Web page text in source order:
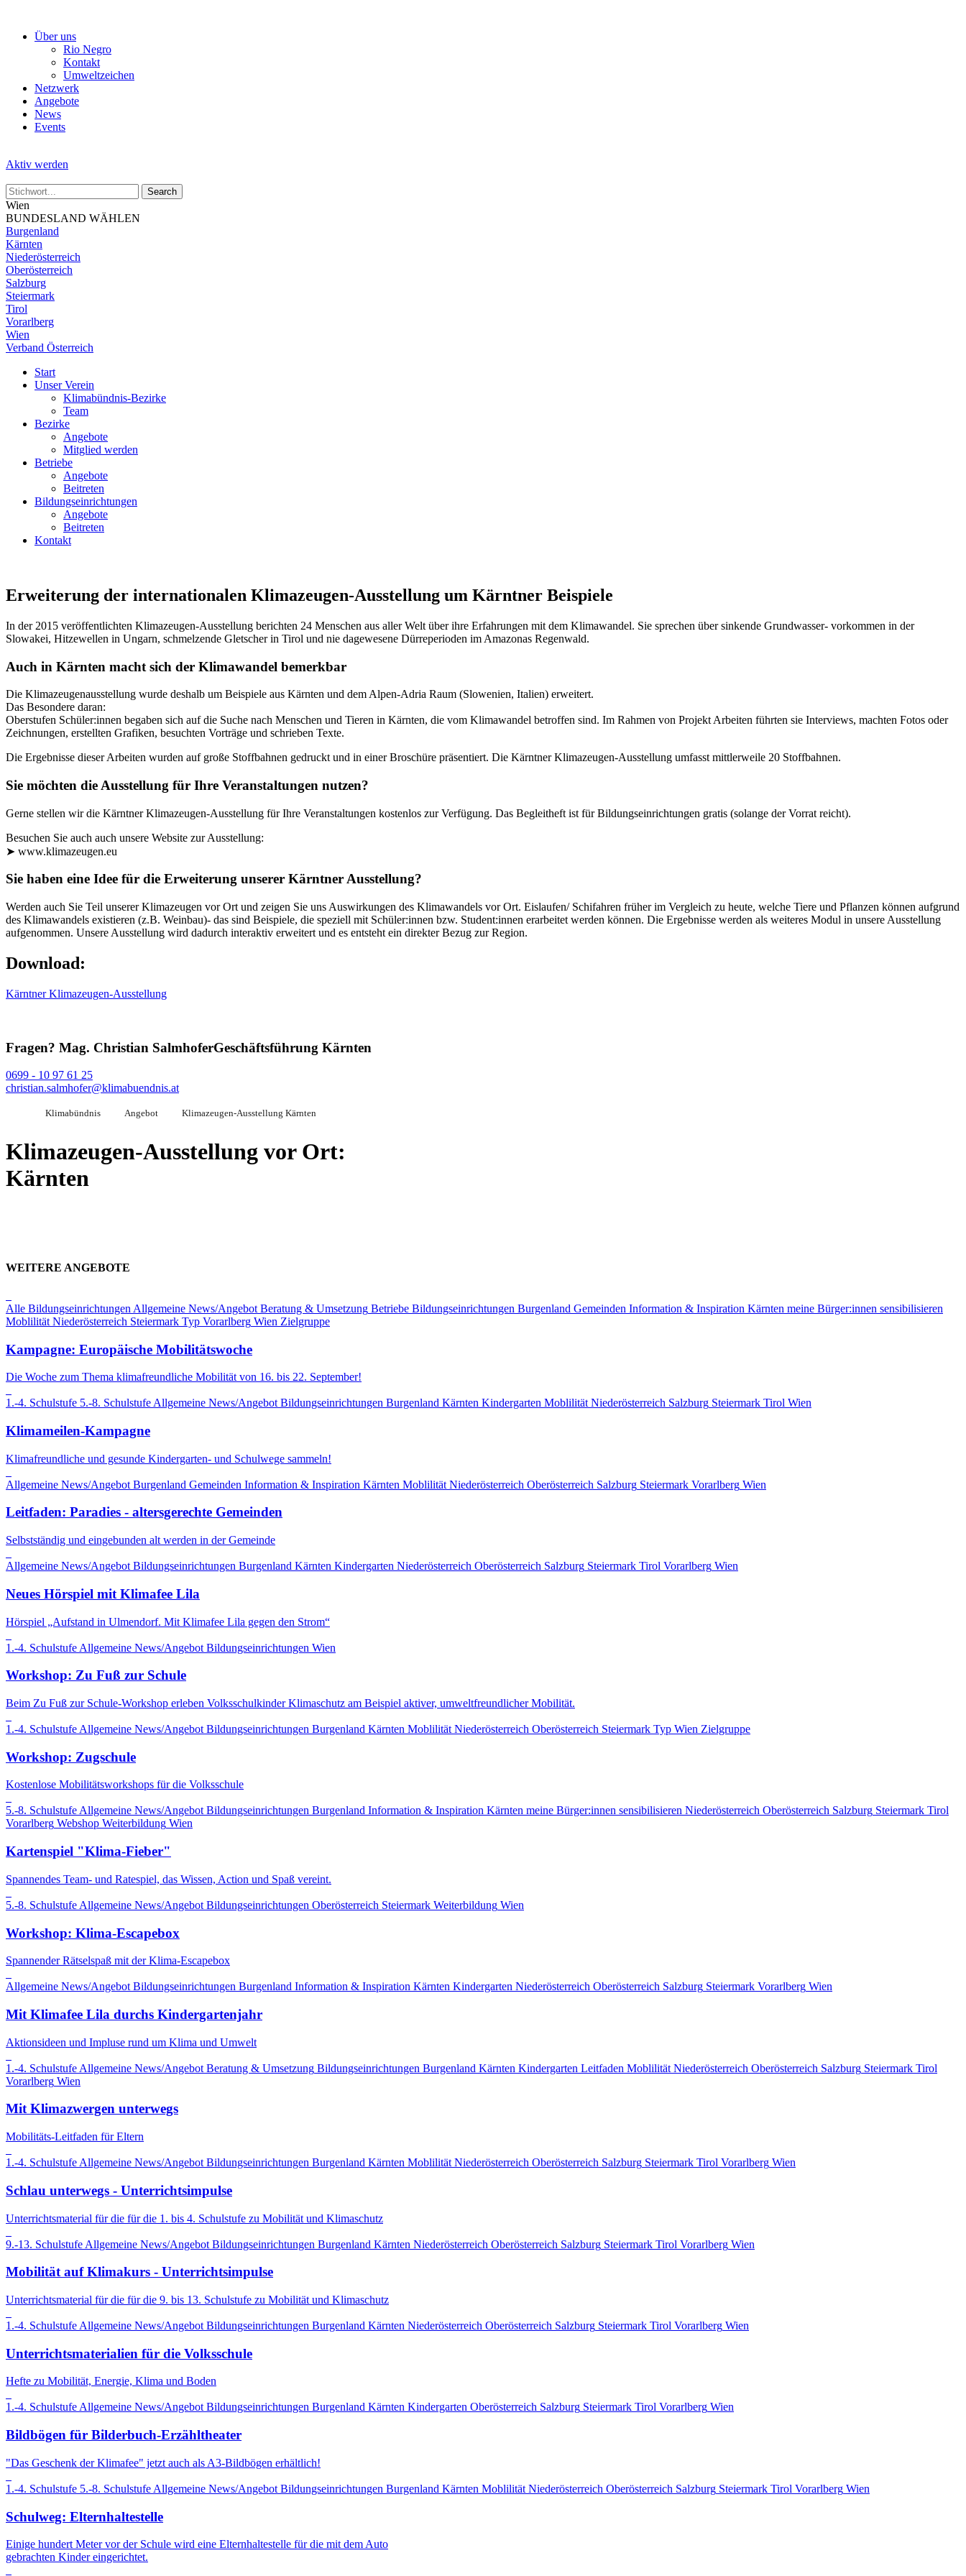
Über uns
Rio Negro
Kontakt
Umweltzeichen
Netzwerk
Angebote
News
Events
Aktiv werden
Wien
BUNDESLAND WÄHLEN
Burgenland
Kärnten
Niederösterreich
Oberösterreich
Salzburg
Steiermark
Tirol
Vorarlberg
Wien
Verband Österreich
Start
Unser Verein
Klimabündnis-Bezirke
Team
Bezirke
Angebote
Mitglied werden
Betriebe
Angebote
Beitreten
Bildungseinrichtungen
Angebote
Beitreten
Kontakt
Erweiterung der internationalen Klimazeugen-Ausstellung um Kärntner Beispiele
In der 2015 veröffentlichten Klimazeugen-Ausstellung berichten 24 Menschen aus aller Welt über ihre Erfahrungen mit dem Klimawandel. Sie sprechen über sinkende Grundwasser- vorkommen in der
Slowakei, Hitzewellen in Ungarn, schmelzende Gletscher in Tirol und nie dagewesene Dürreperioden im Amazonas Regenwald.
Auch in Kärnten macht sich der Klimawandel bemerkbar
Die Klimazeugenausstellung wurde deshalb um Beispiele aus Kärnten und dem Alpen-Adria Raum (Slowenien, Italien) erweitert.
Das Besondere daran:
Oberstufen Schüler:innen begaben sich auf die Suche nach Menschen und Tieren in Kärnten, die vom Klimawandel betroffen sind. Im Rahmen von Projekt Arbeiten führten sie Interviews, machten Fotos oder
Zeichnungen, erstellten Grafiken, besuchten Vorträge und schrieben Texte.
Die Ergebnisse dieser Arbeiten wurden auf große Stoffbahnen gedruckt und in einer Broschüre präsentiert. Die Kärntner Klimazeugen-Ausstellung umfasst mittlerweile 20 Stoffbahnen.
Sie möchten die Ausstellung für Ihre Veranstaltungen nutzen?
Gerne stellen wir die Kärntner Klimazeugen-Ausstellung für Ihre Veranstaltungen kostenlos zur Verfügung. Das Begleitheft ist für Bildungseinrichtungen gratis (solange der Vorrat reicht).
Besuchen Sie auch auch unsere Website zur Ausstellung:
➤ www.klimazeugen.eu
Sie haben eine Idee für die Erweiterung unserer Kärntner Ausstellung?
Werden auch Sie Teil unserer Klimazeugen vor Ort und zeigen Sie uns Auswirkungen des Klimawandels vor Ort. Eislaufen/ Schifahren früher im Vergleich zu heute, welche Tiere und Pflanzen können aufgrund
des Klimawandels existieren (z.B. Weinbau)- das sind Beispiele, die speziell mit Schüler:innen bzw. Student:innen erarbeitet werden können. Die Ergebnisse werden als weiteres Modul in unsere Ausstellung
aufgenommen. Unsere Ausstellung wird dadurch interaktiv erweitert und es entsteht ein direkter Bezug zur Region.
Download:
Kärntner Klimazeugen-Ausstellung
Fragen? Mag. Christian SalmhoferGeschäftsführung Kärnten
0699 - 10 97 61 25
christian.salmhofer@klimabuendnis.at
Klimabündnis Angebot Klimazeugen-Ausstellung Kärnten
Klimazeugen-Ausstellung vor Ort:
Kärnten
WEITERE ANGEBOTE
Alle Bildungseinrichtungen Allgemeine News/Angebot Beratung & Umsetzung Betriebe Bildungseinrichtungen Burgenland Gemeinden Information & Inspiration Kärnten meine Bürger:innen sensibilisieren
Moblilität Niederösterreich Steiermark Typ Vorarlberg Wien Zielgruppe
Kampagne: Europäische Mobilitätswoche
Die Woche zum Thema klimafreundliche Mobilität von 16. bis 22. September!
1.-4. Schulstufe 5.-8. Schulstufe Allgemeine News/Angebot Bildungseinrichtungen Burgenland Kärnten Kindergarten Moblilität Niederösterreich Salzburg Steiermark Tirol Wien
Klimameilen-Kampagne
Klimafreundliche und gesunde Kindergarten- und Schulwege sammeln!
Allgemeine News/Angebot Burgenland Gemeinden Information & Inspiration Kärnten Moblilität Niederösterreich Oberösterreich Salzburg Steiermark Vorarlberg Wien
Leitfaden: Paradies - altersgerechte Gemeinden
Selbstständig und eingebunden alt werden in der Gemeinde
Allgemeine News/Angebot Bildungseinrichtungen Burgenland Kärnten Kindergarten Niederösterreich Oberösterreich Salzburg Steiermark Tirol Vorarlberg Wien
Neues Hörspiel mit Klimafee Lila
Hörspiel „Aufstand in Ulmendorf. Mit Klimafee Lila gegen den Strom“
1.-4. Schulstufe Allgemeine News/Angebot Bildungseinrichtungen Wien
Workshop: Zu Fuß zur Schule
Beim Zu Fuß zur Schule-Workshop erleben Volksschulkinder Klimaschutz am Beispiel aktiver, umweltfreundlicher Mobilität.
1.-4. Schulstufe Allgemeine News/Angebot Bildungseinrichtungen Burgenland Kärnten Moblilität Niederösterreich Oberösterreich Steiermark Typ Wien Zielgruppe
Workshop: Zugschule
Kostenlose Mobilitätsworkshops für die Volksschule
5.-8. SchulstufeAllgemeine News/Angebot Bildungseinrichtungen Burgenland Information & Inspiration Kärnten meine Bürger:innen sensibilisieren Niederösterreich Oberösterreich Salzburg Steiermark Tirol
Vorarlberg Webshop Weiterbildung Wien
Kartenspiel "Klima-Fieber"
Spannendes Team- und Ratespiel, das Wissen, Action und Spaß vereint.
5.-8. Schulstufe Allgemeine News/Angebot Bildungseinrichtungen Oberösterreich Steiermark Weiterbildung Wien
Workshop: Klima-Escapebox
Spannender Rätselspaß mit der Klima-Escapebox
Allgemeine News/Angebot Bildungseinrichtungen Burgenland Information & Inspiration Kärnten Kindergarten Niederösterreich Oberösterreich Salzburg Steiermark Vorarlberg Wien
Mit Klimafee Lila durchs Kindergartenjahr
Aktionsideen und Impluse rund um Klima und Umwelt
1.-4. Schulstufe Allgemeine News/Angebot Beratung & Umsetzung Bildungseinrichtungen Burgenland Kärnten Kindergarten Leitfaden Moblilität Niederösterreich Oberösterreich Salzburg Steiermark Tirol
Vorarlberg Wien
Mit Klimazwergen unterwegs
Mobilitäts-Leitfaden für Eltern
1.-4. Schulstufe Allgemeine News/Angebot Bildungseinrichtungen Burgenland Kärnten Moblilität Niederösterreich Oberösterreich Salzburg Steiermark Tirol Vorarlberg Wien
Schlau unterwegs - Unterrichtsimpulse
Unterrichtsmaterial für die für die 1. bis 4. Schulstufe zu Mobilität und Klimaschutz
9.-13. Schulstufe Allgemeine News/Angebot Bildungseinrichtungen Burgenland Kärnten Niederösterreich Oberösterreich Salzburg Steiermark Tirol Vorarlberg Wien
Mobilität auf Klimakurs - Unterrichtsimpulse
Unterrichtsmaterial für die für die 9. bis 13. Schulstufe zu Mobilität und Klimaschutz
1.-4. Schulstufe Allgemeine News/Angebot Bildungseinrichtungen Burgenland Kärnten Niederösterreich Oberösterreich Salzburg Steiermark Tirol Vorarlberg Wien
Unterrichtsmaterialien für die Volksschule
Hefte zu Mobilität, Energie, Klima und Boden
1.-4. SchulstufeAllgemeine News/Angebot Bildungseinrichtungen Burgenland Kärnten Kindergarten Oberösterreich Salzburg Steiermark Tirol Vorarlberg Wien
Bildbögen für Bilderbuch-Erzähltheater
"Das Geschenk der Klimafee" jetzt auch als A3-Bildbögen erhältlich!
1.-4. Schulstufe 5.-8. Schulstufe Allgemeine News/Angebot Bildungseinrichtungen Burgenland Kärnten Moblilität Niederösterreich Oberösterreich Salzburg Steiermark Tirol Vorarlberg Wien
Schulweg: Elternhaltestelle
Einige hundert Meter vor der Schule wird eine Elternhaltestelle für die mit dem Auto
gebrachten Kinder eingerichtet.